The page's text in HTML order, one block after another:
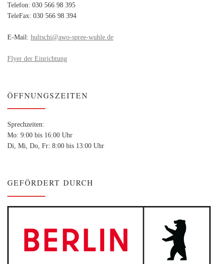
Telefon: 030 566 98 395
TeleFax: 030 566 98 394
E-Mail: hultschi@awo-spree-wuhle.de
Flyer der Einrichtung
ÖFFNUNGSZEITEN
Sprechzeiten:
Mo: 9:00 bis 16:00 Uhr
Di, Mi, Do, Fr: 8:00 bis 13:00 Uhr
GEFÖRDERT DURCH